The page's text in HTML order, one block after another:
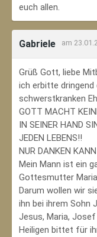
euch allen.
Gabriele am
Grüß Gott, liebe
ich erbitte dringend
schwerstkranken
GOTT MACHT
IN SEINER HAND
JEDEN LEBENS!!
NUR DANKEN
Mein Mann ist ein
Gottesmutter
Darum wollen wir
ihn bei ihrem Sohn
Jesus, Maria,
Heiligen bittet für